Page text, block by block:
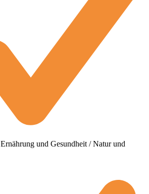
und Gesundheit / Natur und